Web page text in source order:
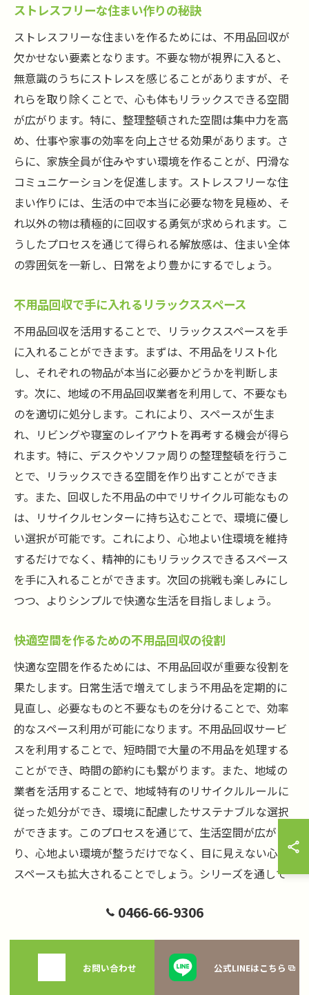
ストレスフリーな住まい作りの秘訣
ストレスフリーな住まいを作るためには、不用品回収が
欠かせない要素となります。不要な物が視界に入ると、
無意識のうちにストレスを感じることがありますが、そ
れらを取り除くことで、心も体もリラックスできる空間
が広がります。特に、整理整頓された空間は集中力を高
め、仕事や家事の効率を向上させる効果があります。さ
らに、家族全員が住みやすい環境を作ることが、円滑な
コミュニケーションを促進します。ストレスフリーな住
まい作りには、生活の中で本当に必要な物を見極め、そ
れ以外の物は積極的に回収する勇気が求められます。こ
うしたプロセスを通じて得られる解放感は、住まい全体
の雰囲気を一新し、日常をより豊かにするでしょう。
不用品回収で手に入れるリラックススペース
不用品回収を活用することで、リラックススペースを手
に入れることができます。まずは、不用品をリスト化
し、それぞれの物品が本当に必要かどうかを判断しま
す。次に、地域の不用品回収業者を利用して、不要なも
のを適切に処分します。これにより、スペースが生ま
れ、リビングや寝室のレイアウトを再考する機会が得ら
れます。特に、デスクやソファ周りの整理整頓を行うこ
とで、リラックスできる空間を作り出すことができま
す。また、回収した不用品の中でリサイクル可能なもの
は、リサイクルセンターに持ち込むことで、環境に優し
い選択が可能です。これにより、心地よい住環境を維持
するだけでなく、精神的にもリラックスできるスペース
を手に入れることができます。次回の挑戦も楽しみにし
つつ、よりシンプルで快適な生活を目指しましょう。
快適空間を作るための不用品回収の役割
快適な空間を作るためには、不用品回収が重要な役割を
果たします。日常生活で増えてしまう不用品を定期的に
見直し、必要なものと不要なものを分けることで、効率
的なスペース利用が可能になります。不用品回収サービ
スを利用することで、短時間で大量の不用品を処理する
ことができ、時間の節約にも繋がります。また、地域の
業者を活用することで、地域特有のリサイクルルールに
従った処分ができ、環境に配慮したサステナブルな選択
ができます。このプロセスを通じて、生活空間が広が
り、心地よい環境が整うだけでなく、目に見えない心の
スペースも拡大されることでしょう。シリーズを通して
トになることを願っています。ぜひ次回もお楽しみに！
不用品回収の第一歩！スッキリ暮
0466-66-9306
お問い合わせ 公式LINEはこちら